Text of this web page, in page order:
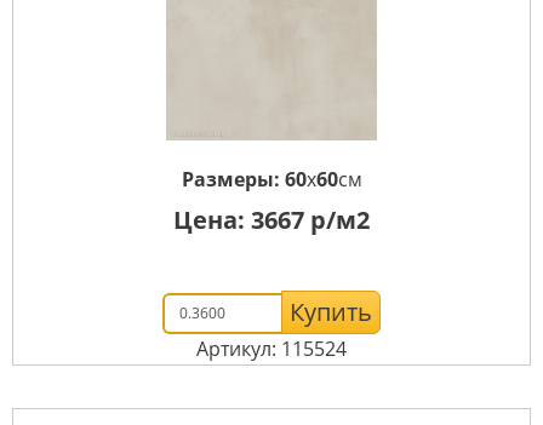
Размеры: 60x60см
Цена: 3667 р/м2
Купить
Артикул: 115524